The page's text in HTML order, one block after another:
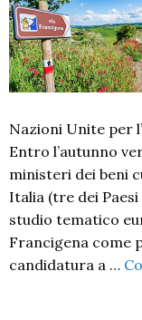
Nazioni Unite per
Entro l’autunno
ministeri dei beni
Italia (tre dei
studio tematico
Francigena come
candidatura a …